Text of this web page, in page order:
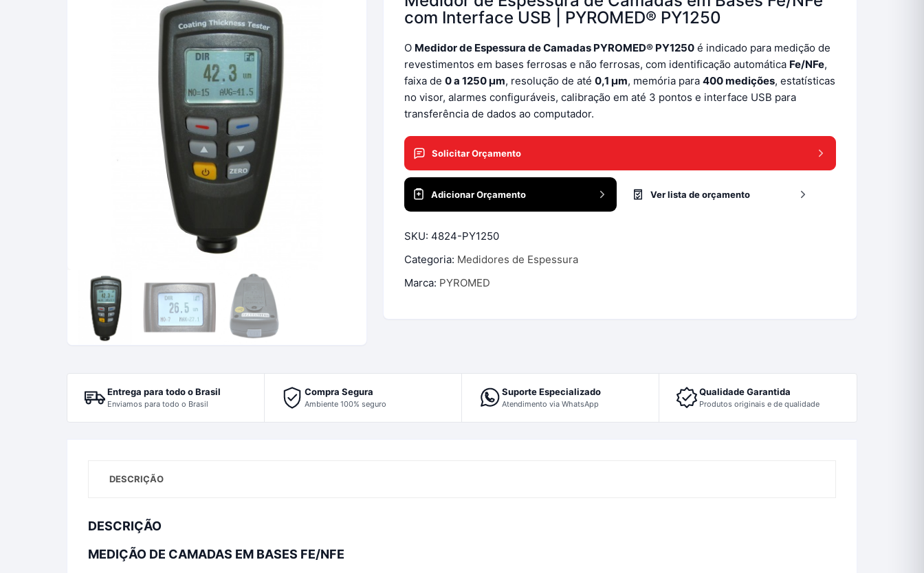
Termômetros Máxima e
Minima
Termômetros Químicos
Termômetros Tipo Espeto
Especifica
Densímetros Para Cerveja
Artesanal
Densímetros Sacarímetros
de Brix
Densímetros Solo
Densímetros Urina
Lactodensímetro
Refratômetros
com Interface USB | PYROMED® PY1250
O Medidor de Espessura de Camadas PYROMED® PY1250 é indicado para medição de
revestimentos em bases ferrosas e não ferrosas, com identificação automática Fe/NFe,
faixa de 0 a 1250 μm, resolução de até 0,1 μm, memória para 400 medições, estatísticas
no visor, alarmes configuráveis, calibração em até 3 pontos e interface USB para
transferência de dados ao computador.
Solicitar Orçamento
Adicionar Orçamento Ver lista de orçamento
SKU: 4824-PY1250
Categoria: Medidores de Espessura
Marca: PYROMED
Entrega para todo o Brasil
Enviamos para todo o Brasil
Compra Segura
Ambiente 100% seguro
Suporte Especializado
Atendimento via WhatsApp
Qualidade Garantida
Produtos originais e de qualidade
DESCRIÇÃO
DESCRIÇÃO
MEDIÇÃO DE CAMADAS EM BASES FE/NFE